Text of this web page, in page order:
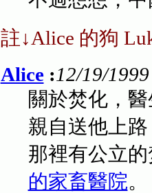
註↓Alice 的狗
Alice:12/19/1999
關於焚化，
親自送他上
那裡有公立
的家畜醫院。